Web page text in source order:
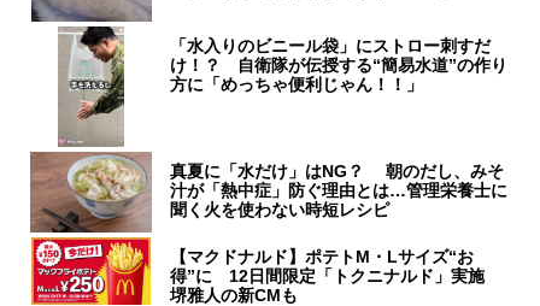
「水入りのビニール袋」にストロー刺すだ
け！？ 自衛隊が伝授する“簡易水道”の作り
方に「めっちゃ便利じゃん！！」
真夏に「水だけ」はNG？ 朝のだし、みそ
汁が「熱中症」防ぐ理由とは…管理栄養士に
聞く火を使わない時短レシピ
【マクドナルド】ポテトM・Lサイズ“お
得”に 12日間限定「トクニナルド」実施
堺雅人の新CMも